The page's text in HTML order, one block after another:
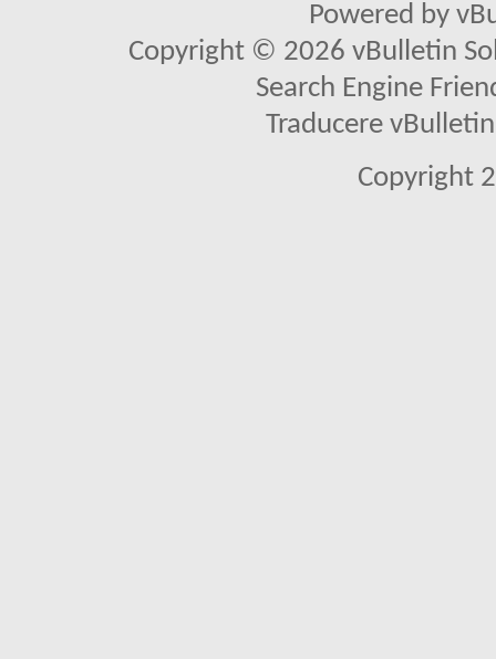
Powered by
Copyright © 2026 vBulletin
Search Engine
Traducere
Copyright